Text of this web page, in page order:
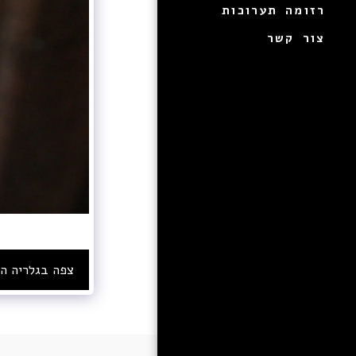
רזומה תערוכות
צור קשר
צפה בגלריה